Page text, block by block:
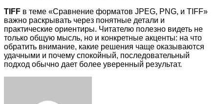
TIFF в теме «Сравнение форматов JPEG, PNG, и TIFF»
важно раскрывать через понятные детали и
практические ориентиры. Читателю полезно видеть не
только общую мысль, но и конкретные акценты: на что
обратить внимание, какие решения чаще оказываются
удачными и почему спокойный, последовательный
подход обычно дает более уверенный результат.